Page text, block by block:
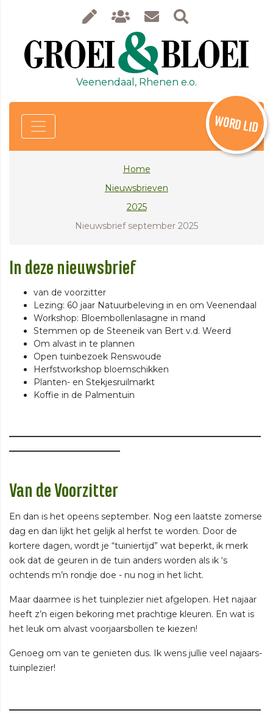
Veenendaal, Rhenen e.o.
WORD LID
Home
Nieuwsbrieven
2025
Nieuwsbrief september 2025
In deze nieuwsbrief
van de voorzitter
Lezing: 60 jaar Natuurbeleving in en om Veenendaal
Workshop: Bloembollenlasagne in mand
Stemmen op de Steeneik van Bert v.d. Weerd
Om alvast in te plannen
Open tuinbezoek Renswoude
Herfstworkshop bloemschikken
Planten- en Stekjesruilmarkt
Koffie in de Palmentuin
___________________________________________________________
__________________________
Van de Voorzitter
En dan is het opeens september. Nog een laatste zomerse
dag en dan lijkt het gelijk al herfst te worden. Door de
kortere dagen, wordt je “tuiniertijd” wat beperkt, ik merk
ook dat de geuren in de tuin anders worden als ik ‘s
ochtends m’n rondje doe - nu nog in het licht.
Maar daarmee is het tuinplezier niet afgelopen. Het najaar
heeft z’n eigen bekoring met prachtige kleuren. En wat is
het leuk om alvast voorjaarsbollen te kiezen!
Genoeg om van te genieten dus. Ik wens jullie veel najaars-
tuinplezier!
___________________________________________________________